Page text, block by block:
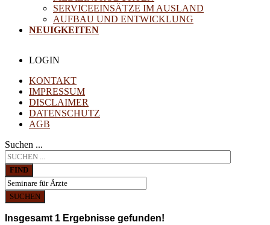
SERVICEEINSÄTZE IM AUSLAND
AUFBAU UND ENTWICKLUNG
NEUIGKEITEN
LOGIN
KONTAKT
IMPRESSUM
DISCLAIMER
DATENSCHUTZ
AGB
Suchen ...
FIND
SUCHEN
Insgesamt 1 Ergebnisse gefunden!